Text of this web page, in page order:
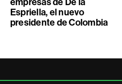
Espriella, el nuevo
presidente de Colombia